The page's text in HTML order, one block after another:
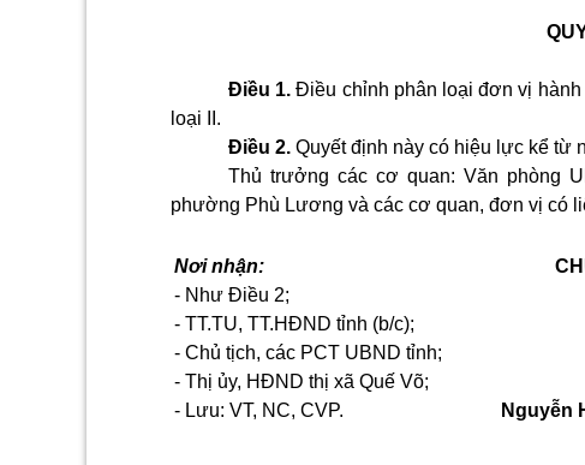
Điều 1.Điều chỉnh phân loại đơn vị
loại II .
Điều 2. Quyết định này có hiệu lực kể từ
Thủ trưởng các cơ quan: Văn phòng
phường Phù Lương và các cơ quan, đơn vị có
Nơi nhận:
- Như Điều 2;
- TT.TU, TT.HĐND tỉnh (b/c);
- Chủ tịch, các PCT UBND tỉnh;
- Thị ủy, HĐND thị xã Quế Võ;
- Lưu: VT, NC, CVP.
Nguyễn